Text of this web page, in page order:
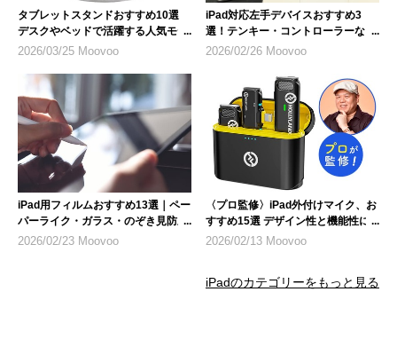
タブレットスタンドおすすめ10選
デスクやベッドで活躍する人気モデ
ル
2026/03/25 Moovoo
iPad対応左手デバイスおすすめ3
選！テンキー・コントローラーな
ど、選び方のポイントも解説
2026/02/26 Moovoo
iPad用フィルムおすすめ13選｜ペー
パーライク・ガラス・のぞき見防止
など人気製品を紹介
2026/02/23 Moovoo
〈プロ監修〉iPad外付けマイク、お
すすめ15選 デザイン性と機能性に
も注目
2026/02/13 Moovoo
iPadのカテゴリーをもっと見る